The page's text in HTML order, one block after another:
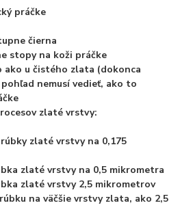
práčke
čierna
stopy na koži práčke
ako u čistého zlata (dokonca
nemusí vedieť, ako to
zlaté vrstvy:
zlaté vrstvy na 0,175
zlaté vrstvy na 0,5 mikrometra
zlaté vrstvy 2,5 mikrometrov
na väčšie vrstvy zlata, ako 2,5